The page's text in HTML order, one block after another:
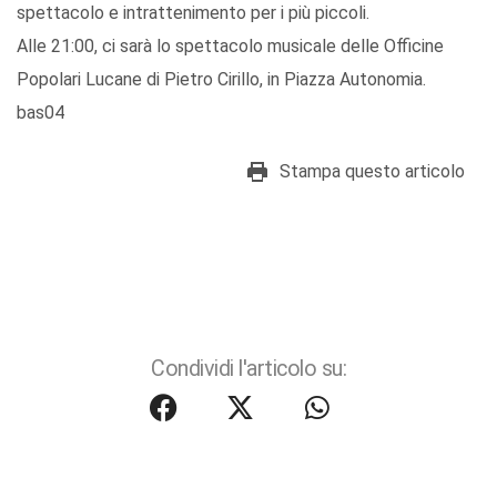
spettacolo e intrattenimento per i più piccoli.
Alle 21:00, ci sarà lo spettacolo musicale delle Officine
Popolari Lucane di Pietro Cirillo, in Piazza Autonomia.
bas04
Stampa questo articolo
Condividi l'articolo su: